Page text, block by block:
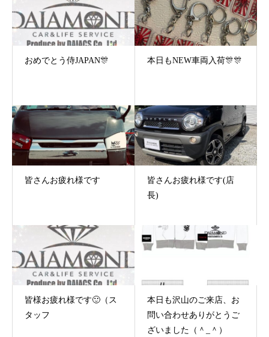
おめでとう侍JAPAN🎊 本日もNEW車両入荷🎊🎊
皆さんお疲れ様です
皆さんお疲れ様です(店
長)
皆様お疲れ様です🙂（ス
タッフ
本日も沢山のご来店、お
問い合わせありがとうご
ざいました（＾_＾）